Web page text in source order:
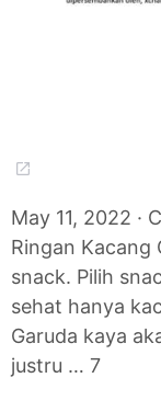
May 11, 2022 ·
Ringan Kacang
snack. Pilih
sehat hanya
Garuda kaya
justru … 7